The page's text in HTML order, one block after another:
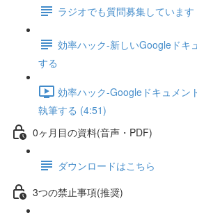
ラジオでも質問募集しています
効率ハック-新しいGoogleドキ
する
効率ハック-Googleドキュメン
執筆する (4:51)
0ヶ月目の資料(音声・PDF)
ダウンロードはこちら
3つの禁止事項(推奨)